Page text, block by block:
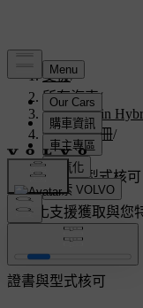
支援/
所有汽車/
V60 Plug-in
使用者手冊/
規格/
證書與型式核可
客製化支援獲取與您
證書與型式核可